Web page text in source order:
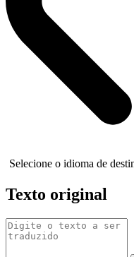
Selecione o idioma de
Texto original